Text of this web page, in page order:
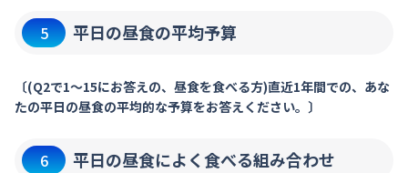
5 平日の昼食の平均予算
〔(Q2で1～15にお答えの、昼食を食べる方)直近1年間での、あな
たの平日の昼食の平均的な予算をお答えください。〕
6 平日の昼食によく食べる組み合わせ